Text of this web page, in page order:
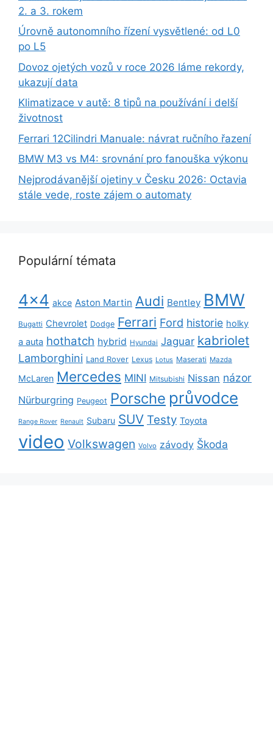
2. a 3. rokem
Úrovně autonomního řízení vysvětlené: od L0
po L5
Dovoz ojetých vozů v roce 2026 láme rekordy,
ukazují data
Klimatizace v autě: 8 tipů na používání i delší
životnost
Ferrari 12Cilindri Manuale: návrat ručního řazení
BMW M3 vs M4: srovnání pro fanouška výkonu
Nejprodávanější ojetiny v Česku 2026: Octavia
stále vede, roste zájem o automaty
Populární témata
4x4 akce Aston Martin Audi Bentley BMW
Bugatti Chevrolet Dodge Ferrari Ford historie holky
a auta hothatch hybrid Hyundai Jaguar kabriolet
Lamborghini Land Rover Lexus Lotus Maserati Mazda
McLaren Mercedes MINI Mitsubishi Nissan názor
Nürburgring Peugeot Porsche průvodce
Range Rover Renault Subaru SUV Testy Toyota
video Volkswagen Volvo závody Škoda